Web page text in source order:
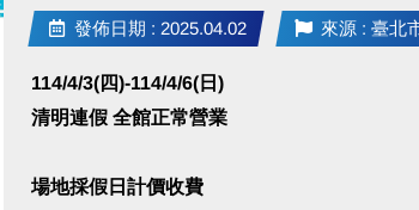
發佈日期 : 2025.04.02 來源 : 臺北
114/4/3(四)-114/4/6(日)
清明連假 全館正常營業
場地採假日計價收費